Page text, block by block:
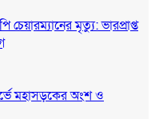
মৃত্যু: ভারপ্রাপ্ত
মহাসড়কের অংশ ও